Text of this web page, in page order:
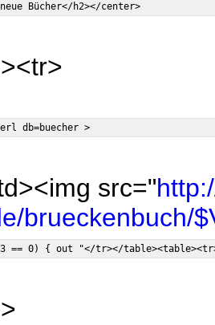
src="
brueckenbuch/